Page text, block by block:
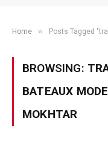
Home » Posts Tagged
BROWSING:
BATEAUX
MOKHTAR